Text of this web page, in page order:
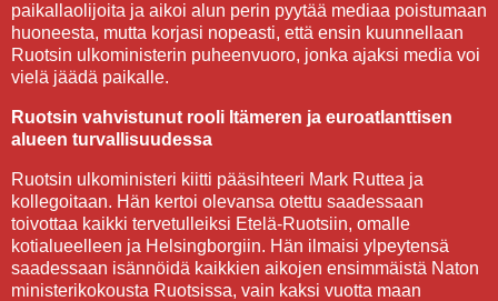
paikallaolijoita ja aikoi alun perin pyytää mediaa poistumaan
huoneesta, mutta korjasi nopeasti, että ensin kuunnellaan
Ruotsin ulkoministerin puheenvuoro, jonka ajaksi media voi
vielä jäädä paikalle.
Ruotsin vahvistunut rooli Itämeren ja euroatlanttisen
alueen turvallisuudessa
Ruotsin ulkoministeri kiitti pääsihteeri Mark Ruttea ja
kollegoitaan. Hän kertoi olevansa otettu saadessaan
toivottaa kaikki tervetulleiksi Etelä-Ruotsiin, omalle
kotialueelleen ja Helsingborgiin. Hän ilmaisi ylpeytensä
saadessaan isännöidä kaikkien aikojen ensimmäistä Naton
ministerikokousta Ruotsissa, vain kaksi vuotta maan